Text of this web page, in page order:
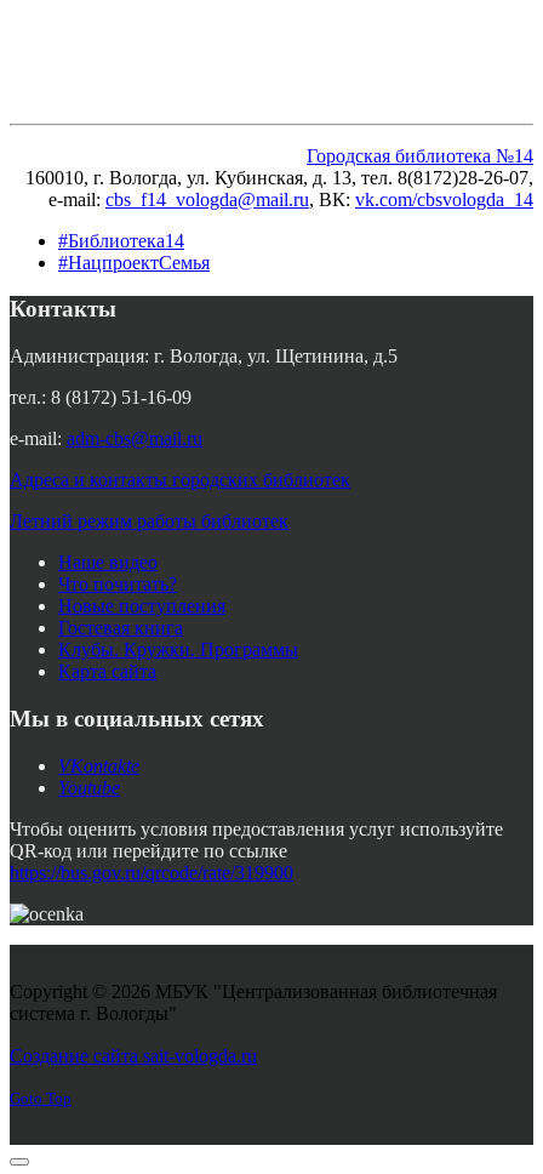
Городская библиотека №14
160010, г. Вологда, ул. Кубинская, д. 13, тел. 8(8172)28-26-07,
e-mail: cbs_f14_vologda@mail.ru, ВК: vk.com/cbsvologda_14
#Библиотека14
#НацпроектСемья
Контакты
Администрация: г. Вологда, ул. Щетинина, д.5
тел.: 8 (8172) 51-16-09
e-mail: adm-cbs@mail.ru
Адреса и контакты городских библиотек
Летний режим работы библиотек
Наше видео
Что почитать?
Новые поступления
Гостевая книга
Клубы. Кружки. Программы
Карта сайта
Мы в социальных сетях
VKontakte
Youtube
Чтобы оценить условия предоставления услуг используйте
QR-код или перейдите по ссылке
https://bus.gov.ru/qrcode/rate/319900
Copyright © 2026 МБУК "Централизованная библиотечная
система г. Вологды"
Создание сайта sait-vologda.ru
Goto Top